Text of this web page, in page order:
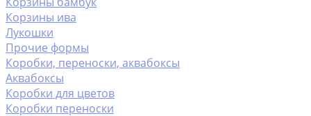
Корзины ива
Лукошки
Прочие формы
Коробки, переноски, аквабоксы
Аквабоксы
Коробки для цветов
Коробки переноски